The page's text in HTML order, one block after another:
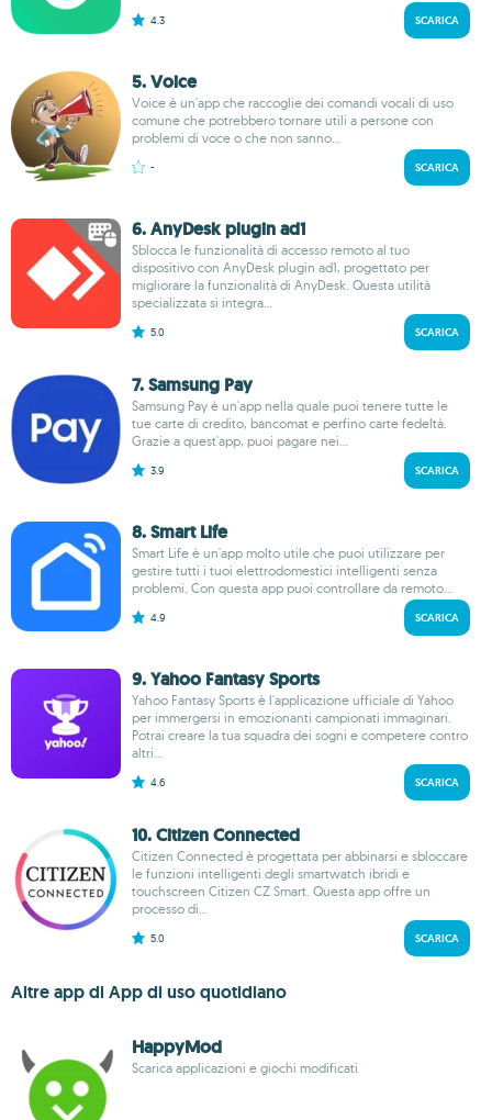
4.3 SCARICA
5. Voice
Voice è un'app che raccoglie dei comandi vocali di uso
comune che potrebbero tornare utili a persone con
problemi di voce o che non sanno...
- SCARICA
6. AnyDesk plugin ad1
Sblocca le funzionalità di accesso remoto al tuo
dispositivo con AnyDesk plugin ad1, progettato per
migliorare la funzionalità di AnyDesk. Questa utilità
specializzata si integra...
5.0 SCARICA
7. Samsung Pay
Samsung Pay è un'app nella quale puoi tenere tutte le
tue carte di credito, bancomat e perfino carte fedeltà.
Grazie a quest'app, puoi pagare nei...
3.9 SCARICA
8. Smart Life
Smart Life è un'app molto utile che puoi utilizzare per
gestire tutti i tuoi elettrodomestici intelligenti senza
problemi. Con questa app puoi controllare da remoto...
4.9 SCARICA
9. Yahoo Fantasy Sports
Yahoo Fantasy Sports è l'applicazione ufficiale di Yahoo
per immergersi in emozionanti campionati immaginari.
Potrai creare la tua squadra dei sogni e competere contro
altri...
4.6 SCARICA
10. Citizen Connected
Citizen Connected è progettata per abbinarsi e sbloccare
le funzioni intelligenti degli smartwatch ibridi e
touchscreen Citizen CZ Smart. Questa app offre un
processo di...
5.0 SCARICA
Altre app di App di uso quotidiano
HappyMod
Scarica applicazioni e giochi modificati